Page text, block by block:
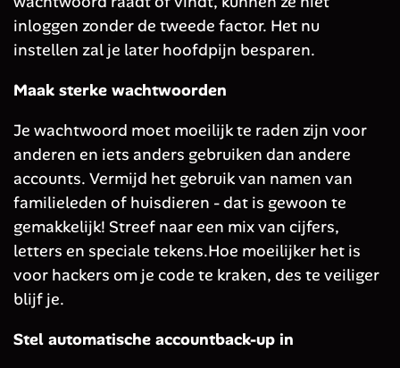
inloggen zonder de tweede factor. Het nu
instellen zal je later hoofdpijn besparen.
Maak sterke wachtwoorden
Je wachtwoord moet moeilijk te raden zijn voor
anderen en iets anders gebruiken dan andere
accounts. Vermijd het gebruik van namen van
familieleden of huisdieren - dat is gewoon te
gemakkelijk! Streef naar een mix van cijfers,
letters en speciale tekens.Hoe moeilijker het is
voor hackers om je code te kraken, des te veiliger
blijf je.
Stel automatische accountback-up in